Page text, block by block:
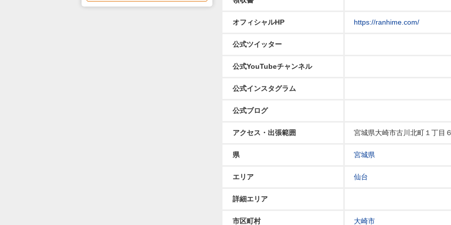
オフィシャルHP https://ranhime.com/
公式ツイッター
公式YouTubeチャンネル
公式インスタグラム
公式ブログ
アクセス・出張範囲 宮城県大崎市古川北町１丁目
県 宮城県
エリア 仙台
詳細エリア
市区町村 大崎市